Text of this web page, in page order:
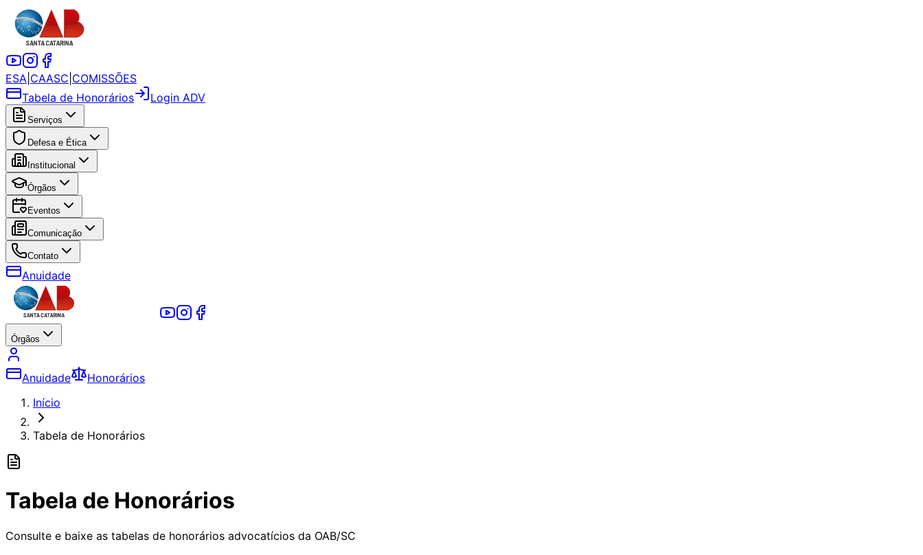
ESA CAASC COMISSÕES
Tabela de Honorários
Login ADV
Serviços
Defesa e Ética
Institucional
Órgãos
Eventos
Comunicação
Contato
Anuidade
Órgãos
Anuidade
Honorários
Início
Tabela de Honorários
Tabela de Honorários
Consulte e baixe as tabelas de honorários advocatícios da OAB/SC